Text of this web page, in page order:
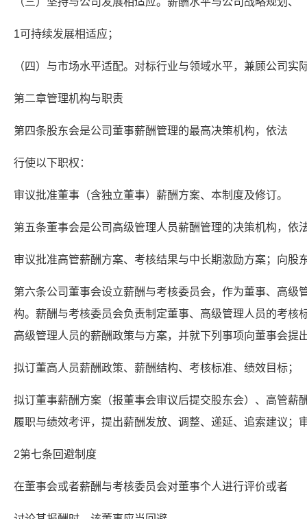
1可持续发展相适应；
（四）与市场水平适配。对标行业与领域水平，兼顾公司实
第二章管理机构与职责
第四条股东会是公司董事薪酬管理的最高决策机构，依法
行使以下职权：
审议批准董事（含独立董事）薪酬方案、本制度及修订。
第五条董事会是公司高级管理人员薪酬管理的决策机构，依
审议批准高管薪酬方案、考核结果与中长期激励方案；向股
第六条公司董事会设立薪酬与考核委员会，作为董事、高级
构。薪酬与考核委员会负责制定董事、高级管理人员的考核
高级管理人员的薪酬政策与方案，并就下列事项向董事会提
拟订董高人员薪酬政策、薪酬结构、考核标准、绩效目标；
拟订董事薪酬方案（报董事会审议后提交股东会）、高管薪
履职与绩效考评，提出薪酬发放、调整、递延、追索建议；
2第七条回避制度
在董事会或者薪酬与考核委员会对董事个人进行评价或者